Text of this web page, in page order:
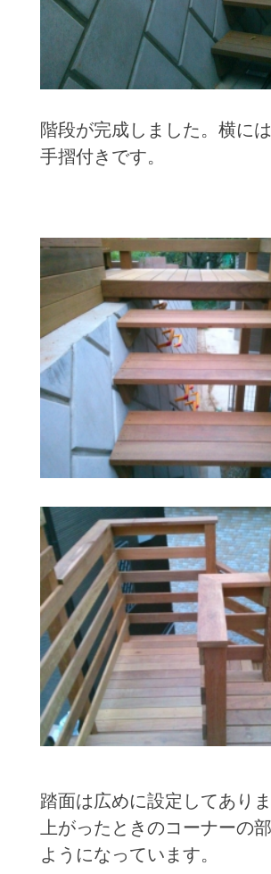
階段が完成しました。横に
手摺付きです。
踏面は広めに設定してありま
上がったときのコーナーの
ようになっています。